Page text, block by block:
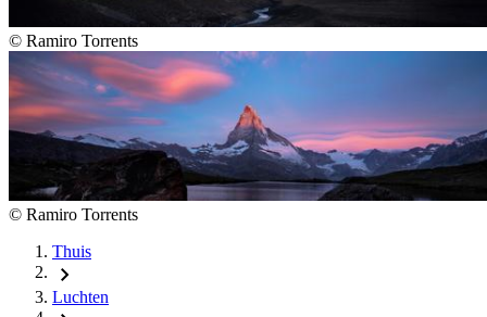
© Ramiro Torrents
© Ramiro Torrents
Thuis
chevron_right
Luchten